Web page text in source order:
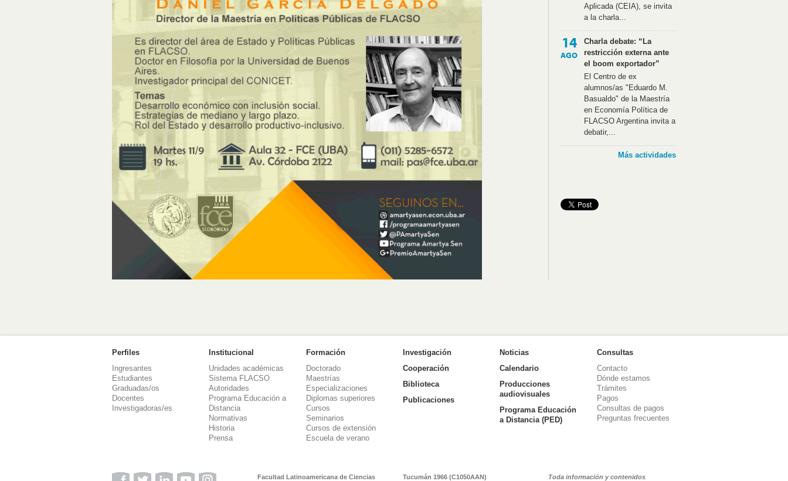
Aplicada (CEIA), se invita
a la charla...
14
AGO
Charla debate: “La
restricción externa ante
el boom exportador”
El Centro de ex
alumnos/as "Eduardo M.
Basualdo" de la Maestría
en Economía Política de
FLACSO Argentina invita a
debatir,...
Más actividades
Perfiles
Ingresantes
Estudiantes
Graduadas/os
Docentes
Investigadoras/es
Institucional
Unidades académicas
Sistema FLACSO
Autoridades
Programa Educación a
Distancia
Normativas
Historia
Prensa
Formación
Doctorado
Maestrías
Especializaciones
Diplomas superiores
Cursos
Seminarios
Cursos de extensión
Escuela de verano
Investigación
Cooperación
Biblioteca
Publicaciones
Noticias
Calendario
Producciones
audiovisuales
Programa Educación
a Distancia (PED)
Consultas
Contacto
Dónde estamos
Trámites
Pagos
Consultas de pagos
Preguntas frecuentes
Facultad Latinoamericana de Ciencias Tucumán 1966 (C1050AAN) Toda información y contenidos